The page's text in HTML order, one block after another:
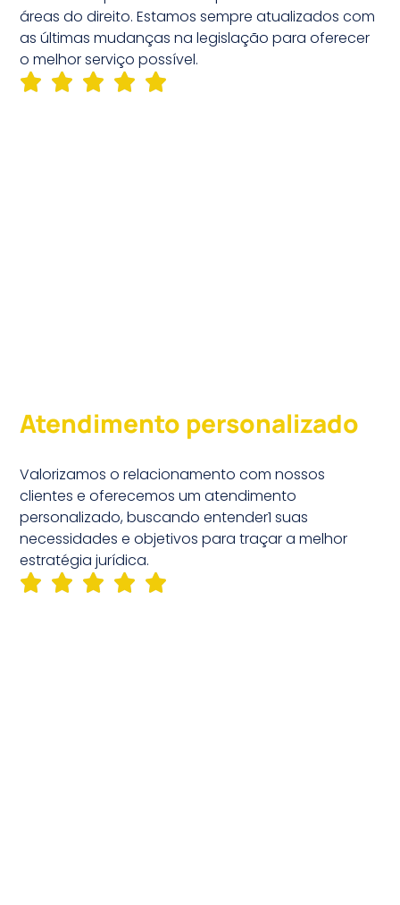
áreas do direito. Estamos sempre atualizados com
as últimas mudanças na legislação para oferecer
o melhor serviço possível.
Atendimento personalizado
Valorizamos o relacionamento com nossos
clientes e oferecemos um atendimento
personalizado, buscando entender1 suas
necessidades e objetivos para traçar a melhor
estratégia jurídica.